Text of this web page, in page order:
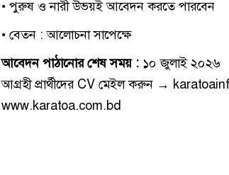
• পুরুষ ও নারী উভয়ই আবেদন করতে পারবেন
• বেতন : আলোচনা সাপেক্ষে
আবেদন পাঠানোর শেষ সময় :১০ জুলাই ২০২৬
আগ্রহী প্রার্থীদের CV মেইল করুন →
www.karatoa.com.bd